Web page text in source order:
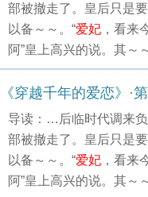
部被撤走了。皇后只是
以备～～。“爱妃 ，看来
阿”皇上高兴的说。其～
导读：…后临时代调来
部被撤走了。皇后只是
以备～～。“爱妃 ，看来
阿”皇上高兴的说。其～